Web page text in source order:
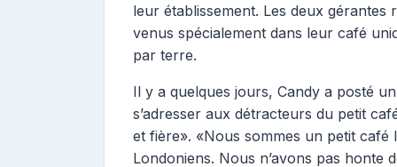
leur établissement. Les deux
venus spécialement dans leur café
par terre.
Il y a quelques jours, Candy a posté
s’adresser aux détracteurs du petit
et fière». «Nous sommes un petit
Londoniens. Nous n’avons pas honte